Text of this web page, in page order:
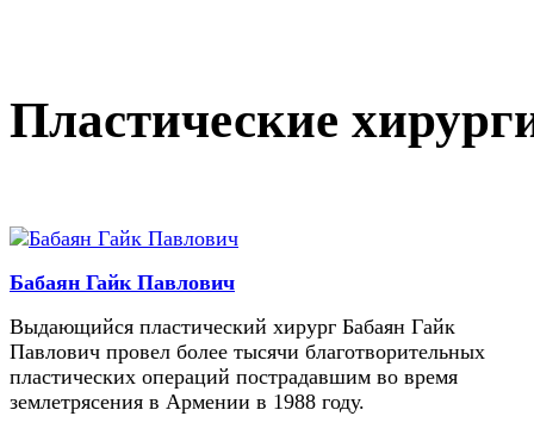
Пластические
Бабаян Гайк Павлович
Выдающийся пластический хирург Бабаян Гайк
Павлович провел более тысячи благотворительных
пластических операций пострадавшим во время
землетрясения в Армении в 1988 году.